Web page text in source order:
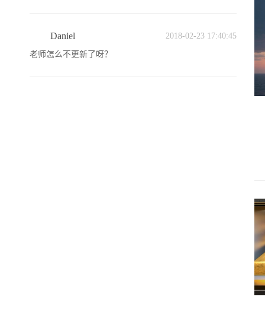
Daniel 2018-02-23 17:40:45
老师怎么不更新了呀？